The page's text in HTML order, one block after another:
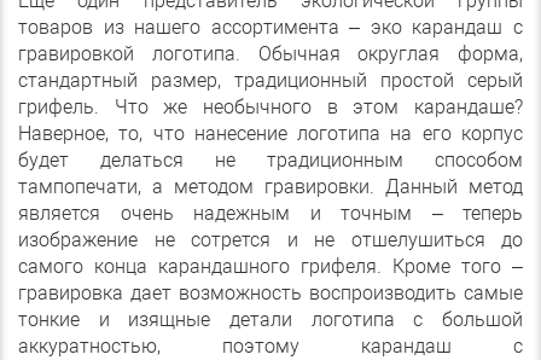
товаров из нашего ассортимента – эко карандаш с
гравировкой логотипа. Обычная округлая форма,
стандартный размер, традиционный простой серый
грифель. Что же необычного в этом карандаше?
Наверное, то, что нанесение логотипа на его корпус
будет делаться не традиционным способом
тампопечати, а методом гравировки. Данный метод
является очень надежным и точным – теперь
изображение не сотрется и не отшелушиться до
самого конца карандашного грифеля. Кроме того –
гравировка дает возможность воспроизводить самые
тонкие и изящные детали логотипа с большой
аккуратностью, поэтому карандаш с